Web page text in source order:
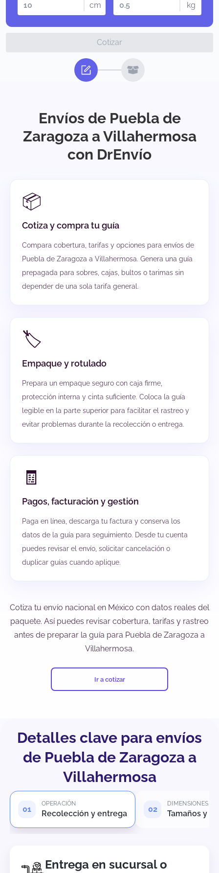
cm kg
Cotizar
Envíos de Puebla de
Zaragoza a Villahermosa
con DrEnvío
📦
Cotiza y compra tu guía
Compara cobertura, tarifas y opciones para envíos de
Puebla de Zaragoza a Villahermosa. Genera una guía
prepagada para sobres, cajas, bultos o tarimas sin
depender de una sola tarifa general.
🏷️
Empaque y rotulado
Prepara un empaque seguro con caja firme,
protección interna y cinta suficiente. Coloca la guía
legible en la parte superior para facilitar el rastreo y
evitar problemas durante la recolección o entrega.
🧾
Pagos, facturación y gestión
Paga en línea, descarga tu factura y conserva los
datos de la guía para seguimiento. Desde tu cuenta
puedes revisar el envío, solicitar cancelación o
duplicar guías cuando aplique.
Cotiza tu envío nacional en México con datos reales del
paquete. Así puedes revisar cobertura, tarifas y rastreo
antes de preparar la guía para Puebla de Zaragoza a
Villahermosa.
Ir a cotizar
Detalles clave para envíos
de Puebla de Zaragoza a
Villahermosa
OPERACIÓN
Recolección y entrega
DIMENSIONES
Tamaños y
Entrega en sucursal o